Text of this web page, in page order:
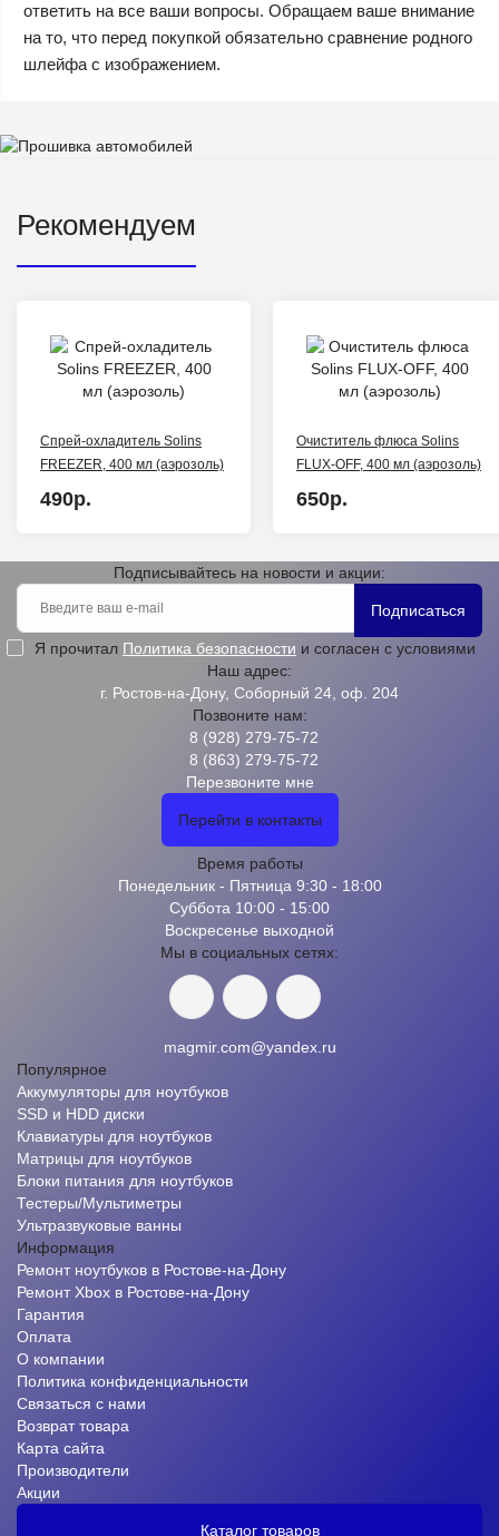
ответить на все ваши вопросы. Обращаем ваше внимание
на то, что перед покупкой обязательно сравнение родного
шлейфа с изображением.
Рекомендуем
Спрей-охладитель Solins
FREEZER, 400 мл (аэрозоль)
490р.
Очиститель флюса Solins
FLUX-OFF, 400 мл (аэрозоль)
650р.
Подписывайтесь на новости и акции:
Подписаться
Я прочитал Политика безопасности и согласен с условиями
Наш адрес:
г. Ростов-на-Дону, Соборный 24, оф. 204
Позвоните нам:
8 (928) 279-75-72
8 (863) 279-75-72
Перезвоните мне
Перейти в контакты
Время работы
Понедельник - Пятница 9:30 - 18:00
Суббота 10:00 - 15:00
Воскресенье выходной
Мы в социальных сетях:
magmir.com@yandex.ru
Популярное
Аккумуляторы для ноутбуков
SSD и HDD диски
Клавиатуры для ноутбуков
Матрицы для ноутбуков
Блоки питания для ноутбуков
Тестеры/Мультиметры
Ультразвуковые ванны
Информация
Ремонт ноутбуков в Ростове-на-Дону
Ремонт Xbox в Ростове-на-Дону
Гарантия
Оплата
О компании
Политика конфиденциальности
Связаться с нами
Возврат товара
Карта сайта
Производители
Акции
Каталог товаров